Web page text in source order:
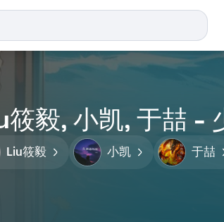
毅, 小凯, 于喆 -
Liu筱毅 小凯 于喆